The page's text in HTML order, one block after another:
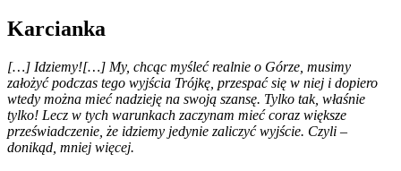
Karcianka
[…] Idziemy![…] My, chcąc myśleć realnie o Górze, musimy
założyć podczas tego wyjścia Trójkę, przespać się w niej i dopiero
wtedy można mieć nadzieję na swoją szansę. Tylko tak, właśnie
tylko! Lecz w tych warunkach zaczynam mieć coraz większe
przeświadczenie, że idziemy jedynie zaliczyć wyjście. Czyli –
donikąd, mniej więcej.